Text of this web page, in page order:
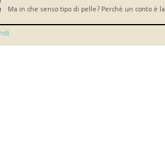
Ma in che senso tipo di pelle? Perché un conto è